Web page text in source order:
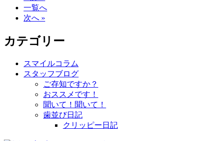
一覧へ
次へ »
カテゴリー
スマイルコラム
スタッフブログ
ご存知ですか？
おススメです！
聞いて！聞いて！
歯並び日記
クリッピー日記